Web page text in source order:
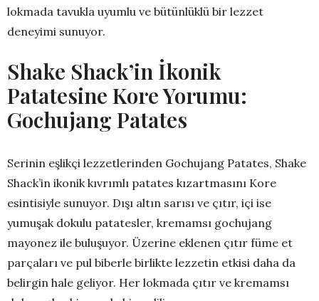
lokmada tavukla uyumlu ve bütünlüklü bir lezzet
deneyimi sunuyor.
Shake Shack’in İkonik
Patatesine Kore Yorumu:
Gochujang Patates
Serinin eşlikçi lezzetlerinden Gochujang Patates, Shake
Shack’in ikonik kıvrımlı patates kızartmasını Kore
esintisiyle sunuyor. Dışı altın sarısı ve çıtır, içi ise
yumuşak dokulu patatesler, kremamsı gochujang
mayonez ile buluşuyor. Üzerine eklenen çıtır füme et
parçaları ve pul biberle birlikte lezzetin etkisi daha da
belirgin hale geliyor. Her lokmada çıtır ve kremamsı